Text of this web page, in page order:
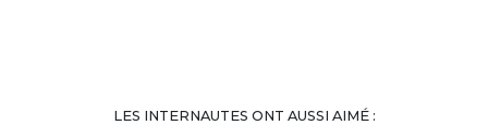
LES INTERNAUTES ONT AUSSI AIMÉ :